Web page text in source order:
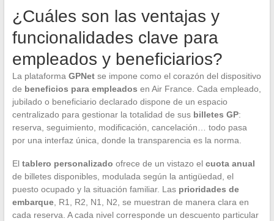
¿Cuáles son las ventajas y
funcionalidades clave para
empleados y beneficiarios?
La plataforma GPNetse impone como el corazón del dispositivo
de beneficios para empleados en Air France. Cada empleado,
jubilado o beneficiario declarado dispone de un espacio
centralizado para gestionar la totalidad de sus billetes GP:
reserva, seguimiento, modificación, cancelación… todo pasa
por una interfaz única, donde la transparencia es la norma.
El tablero personalizado ofrece de un vistazo el cuota anual
de billetes disponibles, modulada según la antigüedad, el
puesto ocupado y la situación familiar. Las prioridades de
embarque, R1, R2, N1, N2, se muestran de manera clara en
cada reserva. A cada nivel corresponde un descuento particular